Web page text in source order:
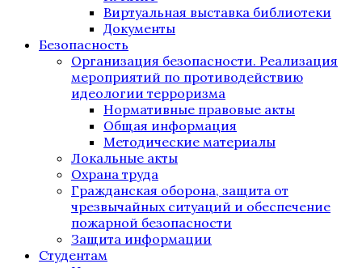
Виртуальная выставка библиотеки
Документы
Безопасность
Организация безопасности. Реализация
мероприятий по противодействию
идеологии терроризма
Нормативные правовые акты
Общая информация
Методические материалы
Локальные акты
Охрана труда
Гражданская оборона, защита от
чрезвычайных ситуаций и обеспечение
пожарной безопасности
Защита информации
Студентам